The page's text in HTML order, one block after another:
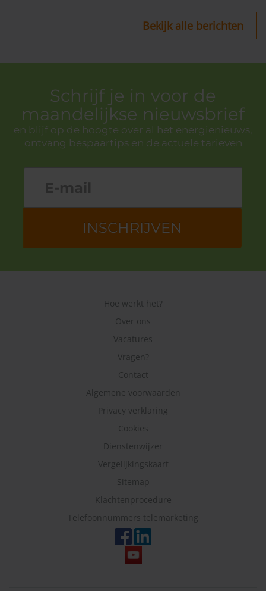
Bekijk alle berichten
Schrijf je in voor de
maandelijkse nieuwsbrief
en blijf op de hoogte over al het energienieuws,
ontvang bespaartips en de actuele tarieven
INSCHRIJVEN
Hoe werkt het?
Over ons
Vacatures
Vragen?
Contact
Algemene voorwaarden
Privacy verklaring
Cookies
Dienstenwijzer
Vergelijkingskaart
Sitemap
Klachtenprocedure
Telefoonnummers telemarketing